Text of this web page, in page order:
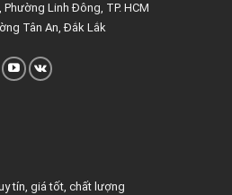
Linh Đông, TP. HCM
Tân An, Đắk Lắk
tín, giá tốt, chất lượng